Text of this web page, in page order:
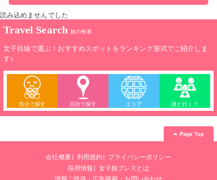
読み込めませんでした
Travel Search 旅の検索
女子目線で選ぶ！おすすめスポットをランキング形式でご紹介しま
す♪
気分で探す 目的で探す エリア 誰と行く？
Page Top
会社概要 利用規約
プライバシーポリシー
採用情報
女子旅プレスとは